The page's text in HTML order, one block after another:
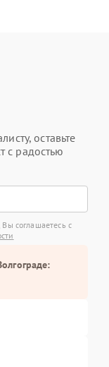
оставьте
с радостью
соглашаетесь с